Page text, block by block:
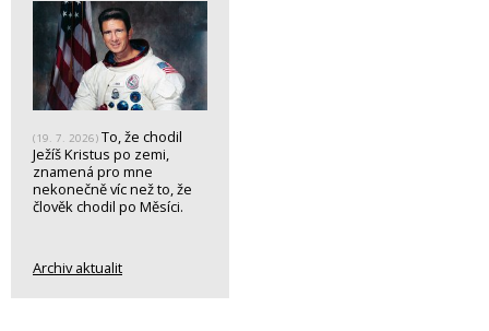
(19. 7. 2026) To, že chodil
Ježíš Kristus po zemi,
znamená pro mne
nekonečně víc než to, že
člověk chodil po Měsíci.
Archiv aktualit